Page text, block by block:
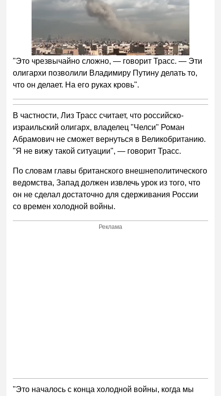
"Это чрезвычайно сложно,— говорит Трасс.— Эти
олигархи позволили Владимиру Путину делать то,
что он делает. На его руках кровь".
В частности, Лиз Трасс считает, что российско-
израильский олигарх, владелец "Челси" Роман
Абрамович не сможет вернуться в Великобританию.
"Я не вижу такой ситуации",— говорит Трасс.
По словам главы британского внешнеполитического
ведомства, Запад должен извлечь урок из того, что
он не сделал достаточно для сдерживания России
со времен холодной войны.
Реклама
"Это началось с конца холодной войны, когда мы